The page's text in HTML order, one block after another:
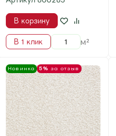
Spirit ( Спирит ) 1000
Ivory
В наличии
В корзину
В 1 клик м²
Новинка 5%за отзыв